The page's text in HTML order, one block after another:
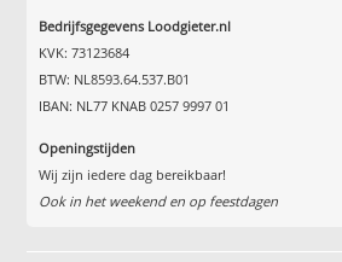
Bedrijfsgegevens Loodgieter.nl
KVK: 73123684
BTW: NL8593.64.537.B01
IBAN: NL77 KNAB 0257 9997 01
Openingstijden
Wij zijn iedere dag bereikbaar!
Ook in het weekend en op feestdagen